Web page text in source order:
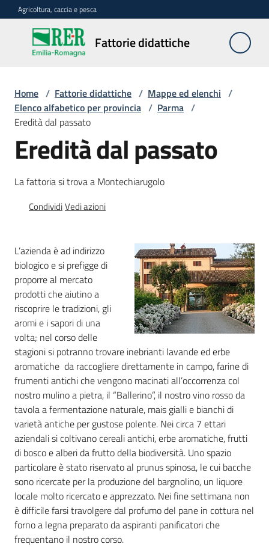
Vai al contenuto
Vai alla navigazione
Vai al footer
Agricoltura, caccia e pesca
Fattorie didattiche
Fattorie
didattiche
Trova
sulla
Menu selezionato
necessari
Corsi
Agricoltura
in
cifre
Agricoltura,
caccia e
pesca
Argomenti
Novità
Servizi
Home / Fattorie didattiche / Mappe ed elenchi /
Elenco alfabetico per provincia / Parma /
Eredità dal passato
Eredità dal passato
La fattoria si trova a Montechiarugolo
CondividiVedi azioni
L’azienda è ad indirizzo
biologico e si prefigge di
proporre al mercato
prodotti che aiutino a
riscoprire le tradizioni, gli
aromi e i sapori di una
volta; nel corso delle
stagioni si potranno trovare inebrianti lavande ed erbe
aromatiche da raccogliere direttamente in campo, farine di
frumenti antichi che vengono macinati all’occorrenza col
nostro mulino a pietra, il “Ballerino”, il nostro vino rosso da
tavola a fermentazione naturale, mais gialli e bianchi di
varietà antiche per gustose polente. Nei circa 7 ettari
aziendali si coltivano cereali antichi, erbe aromatiche, frutti
di bosco e alberi da frutto della biodiversità. Uno spazio
particolare è stato riservato al prunus spinosa, le cui bacche
sono ricercate per la produzione del bargnolino, un liquore
locale molto ricercato e apprezzato. Nei fine settimana non
è difficile farsi travolgere dal profumo del pane in cottura nel
forno a legna preparato da aspiranti panificatori che
frequentano il nostro corso.